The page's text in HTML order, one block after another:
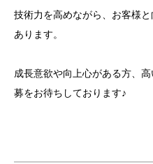
技術力を高めながら、お客様
あります。
成長意欲や向上心がある方、
募をお待ちしております♪